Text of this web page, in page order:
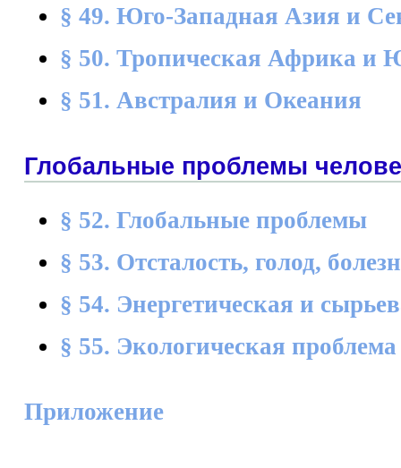
§ 49. Юго-Западная Азия и
§ 50. Тропическая Африка и
§ 51. Австралия и Океания
Глобальные проблемы
§ 52. Глобальные проблемы
§ 53. Отсталость, голод,
§ 54. Энергетическая и
§ 55. Экологическая проблема
Приложение